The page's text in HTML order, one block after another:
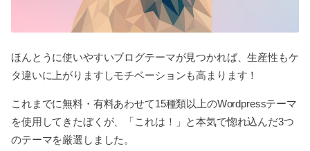
ほんとうに使いやすいブログテーマが見つかれば、生産性もケ
タ違いに上がりますしモチベーションも高まります！
これまでに無料・有料あわせて15種類以上のWordpressテーマ
を使用してきたぼくが、「これは！」と本気で惚れ込んだ3つ
のテーマを厳選しました。